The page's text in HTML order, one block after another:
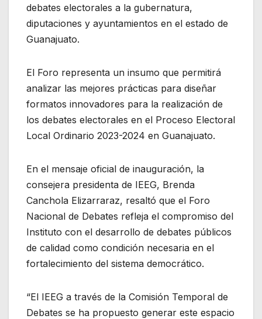
debates electorales a la gubernatura,
diputaciones y ayuntamientos en el estado de
Guanajuato.
El Foro representa un insumo que permitirá
analizar las mejores prácticas para diseñar
formatos innovadores para la realización de
los debates electorales en el Proceso Electoral
Local Ordinario 2023-2024 en Guanajuato.
En el mensaje oficial de inauguración, la
consejera presidenta de IEEG, Brenda
Canchola Elizarraraz, resaltó que el Foro
Nacional de Debates refleja el compromiso del
Instituto con el desarrollo de debates públicos
de calidad como condición necesaria en el
fortalecimiento del sistema democrático.
“El IEEG a través de la Comisión Temporal de
Debates se ha propuesto generar este espacio